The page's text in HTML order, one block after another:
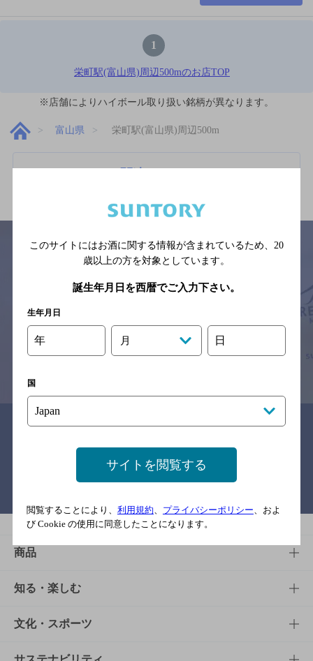
1
栄町駅(富山県)周辺500mのお店TOP
※店舗によりハイボール取り扱い銘柄が異なります。
富山県 栄町駅(富山県)周辺500m
サイトマップ ご意見・ご感想
念のためお店にご確認の上ご来店くださいますようお願い申し上げま
関連リンク
商品
商品TOP
商品一覧
商品発売情報
知る・楽しむ
知る・楽しむTOP
キャンペーン
文化・スポーツ
このサイトにはお酒に関する情報が含まれているため、 20
歳以上の方を対象としています。
誕生年月日を西暦でご入力下さい。
生年月日
年 月 日
国
サイトを閲覧する
閲覧することにより、 利用規約 プライバシーポリシー 、およ
び Cookie の使用に同意したことになります。